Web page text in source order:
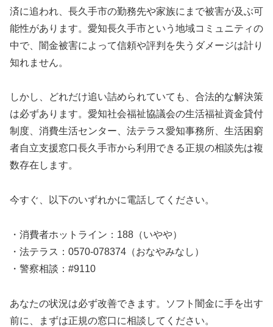
済に追われ、長久手市の勤務先や家族にまで被害が及ぶ可
能性があります。愛知長久手市という地域コミュニティの
中で、闇金被害によって信頼や評判を失うダメージは計り
知れません。
しかし、どれだけ追い詰められていても、合法的な解決策
は必ずあります。愛知社会福祉協議会の生活福祉資金貸付
制度、消費生活センター、法テラス愛知事務所、生活困窮
者自立支援窓口長久手市から利用できる正規の相談先は複
数存在します。
今すぐ、以下のいずれかに電話してください。
・消費者ホットライン：188（いやや）
・法テラス：0570-078374（おなやみなし）
・警察相談：#9110
あなたの状況は必ず改善できます。ソフト闇金に手を出す
前に、まずは正規の窓口に相談してください。